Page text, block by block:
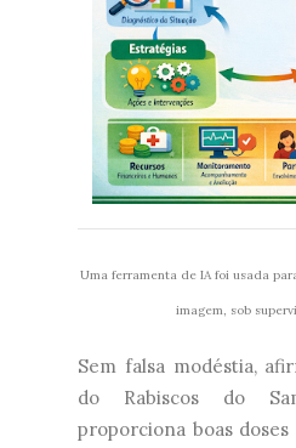
Uma ferramenta de IA foi usada
imagem, sob
Sem falsa modéstia,
do Rabiscos do
proporciona boas